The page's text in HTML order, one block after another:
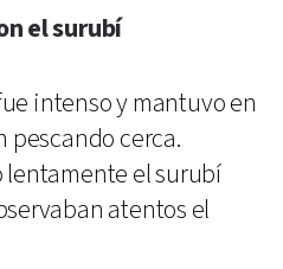
el surubí
intenso y mantuvo en
pescando cerca.
lentamente el surubí
atentos el